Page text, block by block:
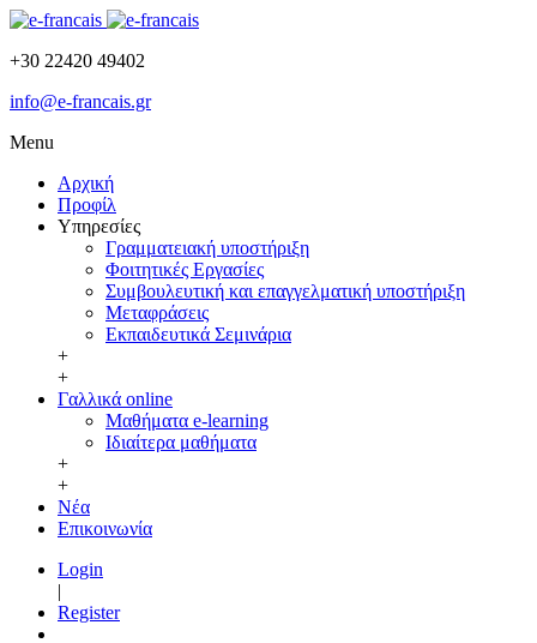
+30 22420 49402
info@e-francais.gr
Menu
Αρχική
Προφίλ
Υπηρεσίες
Γραμματειακή υποστήριξη
Φοιτητικές Εργασίες
Συμβουλευτική και επαγγελματική υποστήριξη
Μεταφράσεις
Εκπαιδευτικά Σεμινάρια
+
+
Γαλλικά online
Μαθήματα e-learning
Ιδιαίτερα μαθήματα
+
+
Νέα
Επικοινωνία
Login
|
Register